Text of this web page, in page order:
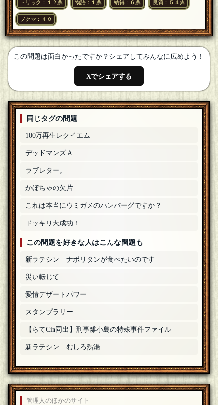
びーんずさん、すなふきんさん、ようこそです！ [19年06月16
日 20:46]
すなふきん
参加します[19年06月16日 20:45]
甘木[☆スタンプ絵師]
パンツマンは恥ずかしすぎるので忘れてください…笑[19年06
月16日 20:44]
参加します[19年06月16日 20:44]
もっぷさん
なさそうな時間を狙ったのですが、結構いらっしゃる…笑
年06月16日 20:41]
わお、そう言われるとお恥ずかしい(/ω＼)伝説の「伝説のパン
ぶ前にgood済み!） [19年06月16日 20:39]
もっぷさんだ！！！さんかしますゅ
「マクガフィン」[☆☆編集長]
輪ゴムさん、ようこそです！
もっぷさん
[19年06月16日 20:36]
輪ゴム[◇ビブリ王◇]
参加します[19年06月16日 20:35]
甘木[☆スタンプ絵師]
どもー！参加します！[19年06月16日 20:34]
トリック：１２票 物語：１票 納得：６票 良質：５４票
ブクマ：４０
この問題は面白かったですか？シェアしてみんなに広めよう！
Xでシェアする
同じタグの問題
100万再生レクイエム
デッドマンズＡ
ラブレター。
かぼちゃの欠片
これは本当にウミガメのハンバーグですか？
ドッキリ大成功！
この問題を好きな人はこんな問題も
新ラテシン ナポリタンが食べたいのです
災い転じて
愛情デザートパワー
スタンプラリー
【らてCin同出】刑事離小島の特殊事件ファイル
新ラテシン むしろ熱湯
管理人のほかのサイト